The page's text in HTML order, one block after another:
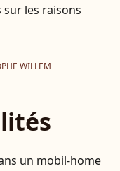
sur les raisons
WILLEM
un mobil-home